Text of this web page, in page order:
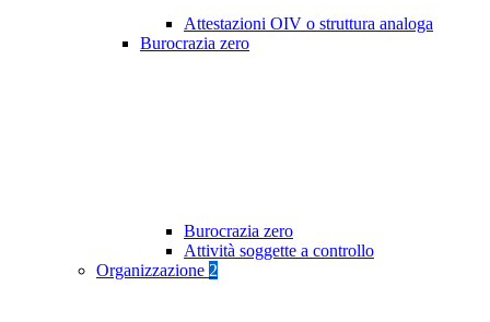
Attestazioni OIV o struttura analoga
Burocrazia zero
Burocrazia zero
Attività soggette a controllo
Organizzazione 2